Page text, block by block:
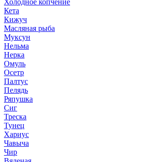
Холодное копчение
Кета
Кижуч
Масляная рыба
Муксун
Нельма
Нерка
Омуль
Осетр
Палтус
Пелядь
Ряпушка
Сиг
Треска
Тунец
Хариус
Чавыча
Чир